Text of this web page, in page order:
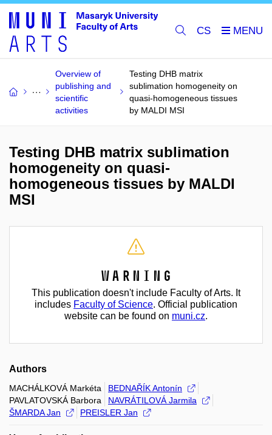
CS
Overview of
publishing and
scientific
activities
Testing DHB matrix
sublimation homogeneity on
quasi-homogeneous tissues
by MALDI MSI
Testing DHB matrix sublimation
homogeneity on quasi-
homogeneous tissues by MALDI
MSI
Warning
This publication doesn't include Faculty of Arts. It
includes Faculty of Science. Official publication
website can be found on muni.cz.
Authors
MACHÁLKOVÁ Markéta
BEDNAŘÍK Antonín
PAVLATOVSKÁ Barbora
NAVRÁTILOVÁ Jarmila
ŠMARDA Jan
PREISLER Jan